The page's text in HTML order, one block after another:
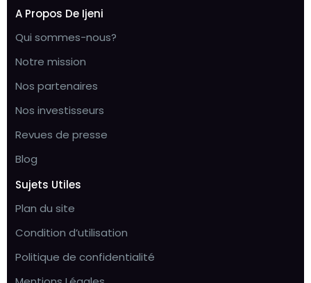
A Propos De Ijeni
Qui sommes-nous?
Notre mission
Nos partenaires
Nos investisseurs
Revues de presse
Blog
Sujets Utiles
Plan du site
Condition d’utilisation
Politique de confidentialité